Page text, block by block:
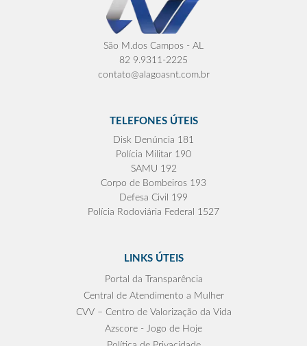
São M.dos Campos - AL
82 9.9311-2225
contato@alagoasnt.com.br
TELEFONES ÚTEIS
Disk Denúncia 181
Polícia Militar 190
SAMU 192
Corpo de Bombeiros 193
Defesa Civil 199
Polícia Rodoviária Federal 1527
LINKS ÚTEIS
Portal da Transparência
Central de Atendimento a Mulher
CVV – Centro de Valorização da Vida
Azscore - Jogo de Hoje